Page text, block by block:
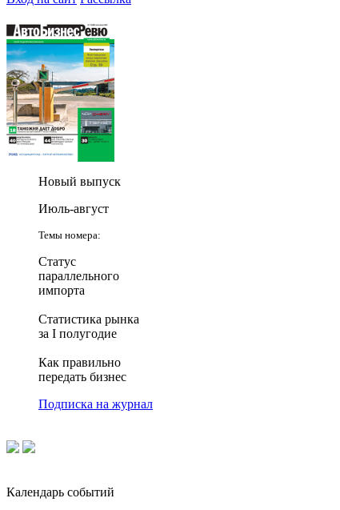
Новый выпуск
Июль-август
Темы номера:
Статус
параллельного
импорта
Статистика рынка
за I полугодие
Как правильно
передать бизнес
Подписка на журнал
Календарь событий